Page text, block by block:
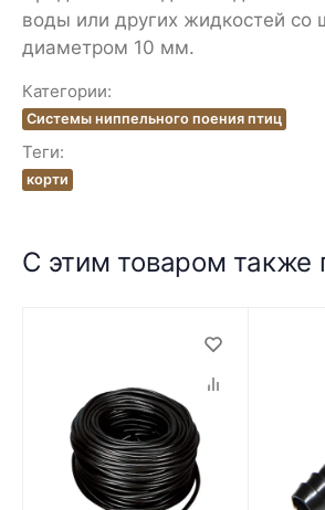
воды или других жидкостей со
диаметром 10 мм.
Категории:
Системы ниппельного поения птиц
Теги:
корти
С этим товаром также